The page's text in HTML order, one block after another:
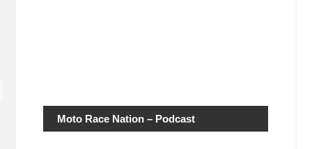
Moto Race Nation – Podcast